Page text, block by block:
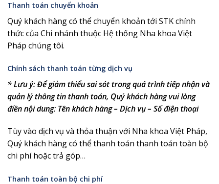
Thanh toán chuyển khoản
Quý khách hàng có thể chuyển khoản tới STK chính
thức của Chi nhánh thuộc Hệ thống Nha khoa Việt
Pháp chúng tôi.
Chính sách thanh toán từng dịch vụ
* Lưu ý: Để giảm thiểu sai sót trong quá trình tiếp nhận và
quản lý thông tin thanh toán, Quý khách hàng vui lòng
điền nội dung: Tên khách hàng – Dịch vụ – Số điện thoại
Tùy vào dịch vụ và thỏa thuận với Nha khoa Việt Pháp,
Quý khách hàng có thể thanh toán thanh toán toàn bộ
chi phí hoặc trả góp…
Thanh toán toàn bộ chi phí